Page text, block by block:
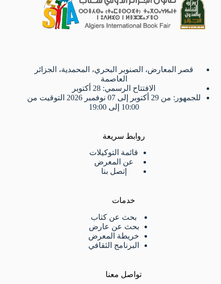
قصر المعارض، الصنوبر البحري، المحمدية، الجزائر
العاصمة
الافتتاح الرسمي: 28 أكتوبر
للجمهور: من 29 أكتوبر إلى 07 نوفمبر 2026 التوقيت من
10:00 إلى 19:00
روابط سريعة
قائمة التوكيلات
عن المعرض
إتصل بنا
خدمات
بحث عن كتاب
بحث عن عارض
خريطة المعرض
البرنامج الثقافي
تواصل معنا